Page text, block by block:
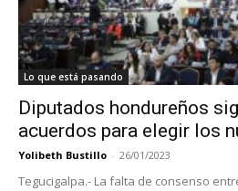
Lo que está pasando
Diputados hondureños
acuerdos para elegir los
Yolibeth Bustillo - 26/01/2023
Tegucigalpa.- La falta de consenso